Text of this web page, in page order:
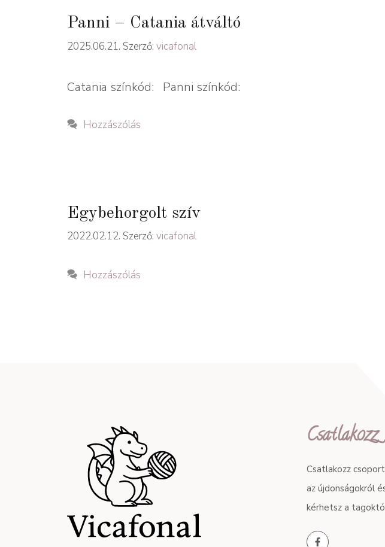
Panni – Catania átváltó
2025.06.21. Szerző: vicafonal
Catania színkód: Panni színkód:
Hozzászólás
Egybehorgolt szív
2022.02.12. Szerző: vicafonal
Hozzászólás
Csatlakozz
Csatlakozz
az újdonságokról
kérhetsz a